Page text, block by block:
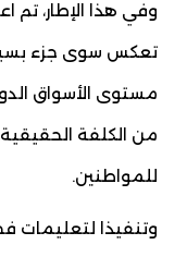
وفي هذا الإطار، تم
تعكس سوى جزء
مستوى الأسواق
من الكلفة
للمواطنين.
وتنفيذا لتعليمات